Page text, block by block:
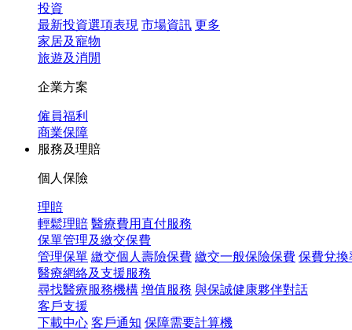
投資
最新投資選項表現 市場資訊 更多
家居及寵物
旅遊及消閒
企業方案
僱員福利
商業保障
服務及理賠
個人保險
理賠
輕鬆理賠 醫療費用直付服務
保單管理及繳交保費
管理保單 繳交個人壽險保費 繳交一般保險保費 保費兌換
醫療網絡及支援服務
尋找醫療服務機構 增值服務 與保誠健康夥伴對話
客戶支援
下載中心 客戶通知 保障需要計算機